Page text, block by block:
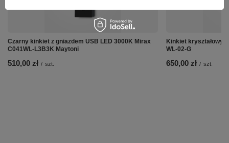
Czarny kinkiet z gniazdem USB LED 3000K Mirax
C041WL-L3B3K Maytoni
510,00 zł / szt.
Kinkiet kryształowy
WL-02-G
650,00 zł / szt.